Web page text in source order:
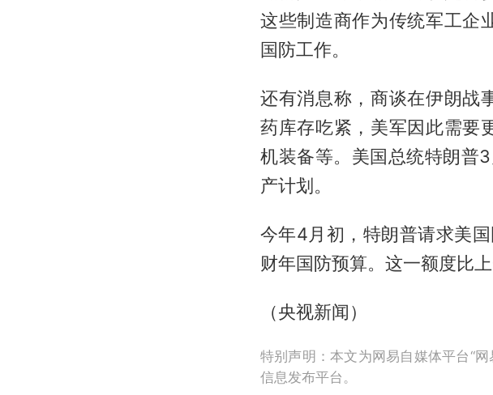
这些制造商作为传统军工企
国防工作。
还有消息称，商谈在伊朗战
药库存吃紧，美军因此需要
机装备等。美国总统特朗普
产计划。
今年4月初，特朗普请求美
财年国防预算。这一额度比
（央视新闻）
特别声明：本文为网易自媒体平台“
信息发布平台。